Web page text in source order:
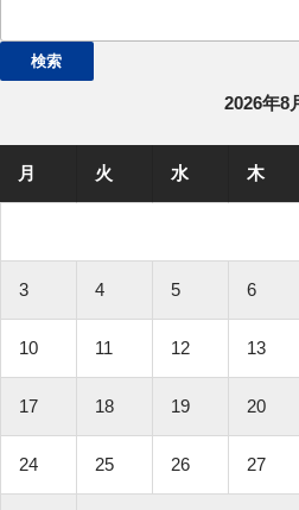
2026年8
月 火 水 木
3 4 5 6
10 11 12 13
17 18 19 20
24 25 26 27